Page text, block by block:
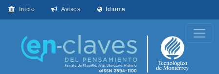
Inicio Avisos Idioma